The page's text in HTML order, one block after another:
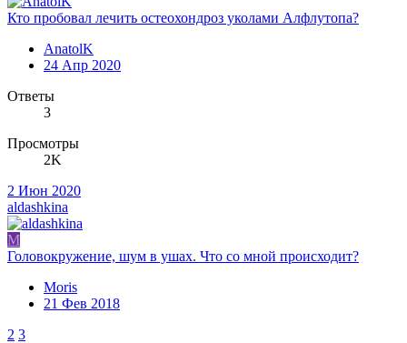
Кто пробовал лечить остеохондроз уколами Алфлутопа?
AnatolK
24 Апр 2020
Ответы
3
Просмотры
2K
2 Июн 2020
aldashkina
M
Головокружение, шум в ушах. Что со мной происходит?
Moris
21 Фев 2018
2 3